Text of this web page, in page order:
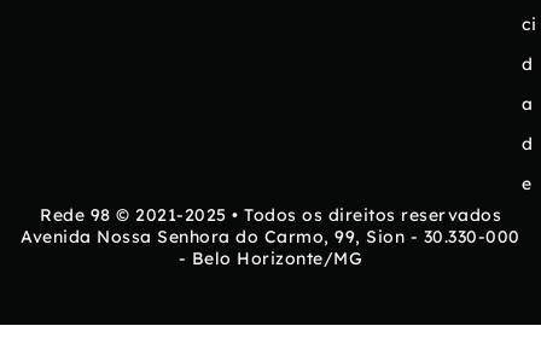
ci
d
a
d
e
Rede 98 © 2021-2025 • Todos os direitos reservados
Avenida Nossa Senhora do Carmo, 99, Sion - 30.330-000
- Belo Horizonte/MG